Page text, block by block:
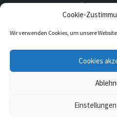
Cookie-
Wir verwenden Cookies, um unsere
Cookies
vieles mehr. Einen
unserer Webseite..